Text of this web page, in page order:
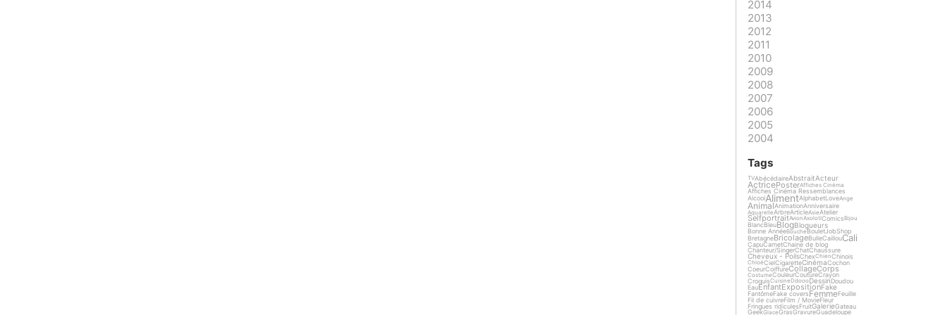
2014
2013
2012
2011
2010
2009
2008
2007
2006
2005
2004
Tags
TVAbécédaireAbstraitActeur
ActricePosterAffiches Cinéma
Affiches Cinéma Ressemblances
Alcool AlimentAlphabetLoveAnge
AnimalAnimationAnniversaire
AquarelleArbreArticleAsieAtelier
SelfportraitAvionAxolotlComicsBijou
BlancBleuBlogBlogueurs
Bonne AnnéeBoucheBouletJobShop
BretagneBricolageBulleCaillouCali
CapuCarnetChaine de blog
Chanteur/SingerChatChaussure
Cheveux - PoilsChexChienChinois
ChloéCielCigaretteCinémaCochon
CoeurCoiffureCollageCorps
CostumeCouleurCoutureCrayon
CroquisCuisineDdoooDessinDoudou
EauEnfantExpositionFake
FantômeFake coversFemmeFeuille
Fil de cuivreFilm / MovieFleur
Fringues ridiculesFruitGalerieGateau
GeekGlaceGrasGravureGuadeloupe